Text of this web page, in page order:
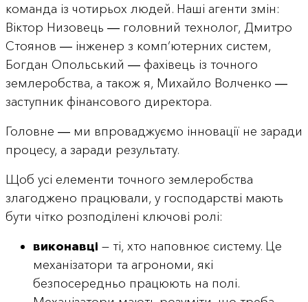
команда із чотирьох людей. Наші агенти змін:
Віктор Низовець ― головний технолог, Дмитро
Стоянов ― інженер з комп’ютерних систем,
Богдан Опольський ― фахівець із точного
землеробства, а також я, Михайло Волченко ―
заступник фінансового директора.
Головне ― ми впроваджуємо інновації не заради
процесу, а заради результату.
Щоб усі елементи точного землеробства
злагоджено працювали, у господарстві мають
бути чітко розподілені ключові ролі:
виконавці — ті, хто наповнює систему. Це
механізатори та агрономи, які
безпосередньо працюють на полі.